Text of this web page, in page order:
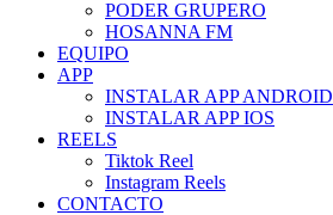
PODER GRUPERO
HOSANNA FM
EQUIPO
APP
INSTALAR APP ANDROID
INSTALAR APP IOS
REELS
Tiktok Reel
Instagram Reels
CONTACTO